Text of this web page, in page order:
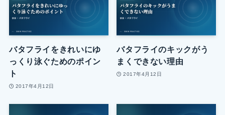
バタフライをきれいにゆ
っくり泳ぐためのポイン
ト
2017年4月12日
バタフライのキックがう
まくできない理由
2017年4月12日